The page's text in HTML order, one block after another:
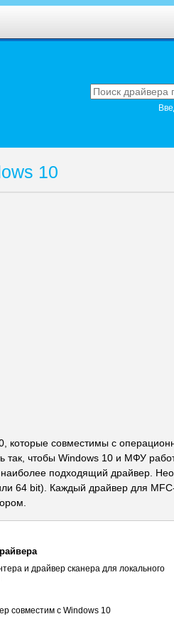
10
которые совместимы с
так, чтобы Windows 10 и МФУ
наиболее подходящий драйвер.
64 bit). Каждый драйвер для
и драйвер сканера для локального
совместим с Windows 10